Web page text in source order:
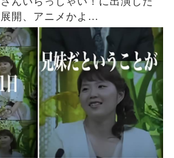
開、アニメかよ…